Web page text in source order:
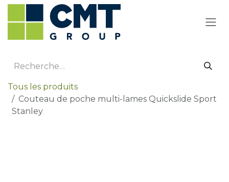
Se rendre au contenu
Tous les produits
Couteau de poche multi-lames Quickslide Sport
Stanley